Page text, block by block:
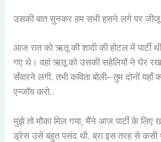
उसकी बात सुनकर हम सभी हसने लगे पर
आज रात को ऋतू की शादी की होटल में पार्टी
गए थे। वहां ऋतू को उसकी सहेलियों ने घेर
सँवारने लगी. तभी कविता बोली– तुम दोनों यहाँ
एन्जॉय करो..
मुझे तो मौका मिल गया, मैंने आज पार्टी के लिए
ड्रेस उसे बहुत पसंद थी. ब्रा इस तरह से कसी